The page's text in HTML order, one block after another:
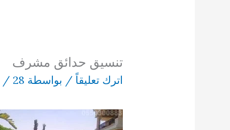
تنسيق حدائق مشرف
اترك تعليقاً / بواسطة / 28 يوليو، 2018